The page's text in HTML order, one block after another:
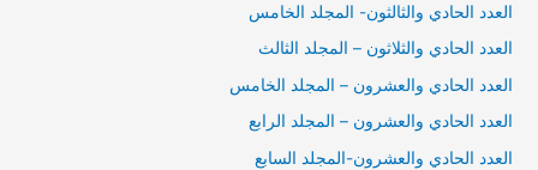
العدد الحادي والثالثون- المجلد الخامس
العدد الحادي والثلاثون – المجلد الثالث
العدد الحادي والعشرون – المجلد الخامس
العدد الحادي والعشرون – المجلد الرابع
العدد الحادي والعشرون-المجلد السابع